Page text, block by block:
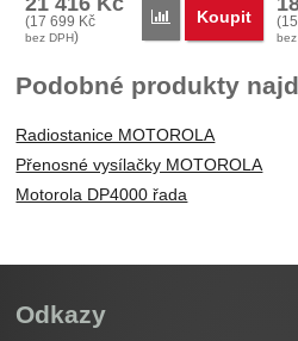
(17 699 Kč
bez DPH)
Porovnat
Koupit (
Podobné produkty
Radiostanice MOTOROLA
Přenosné vysílačky MOTOROLA
Motorola DP4000 řada
Odkazy